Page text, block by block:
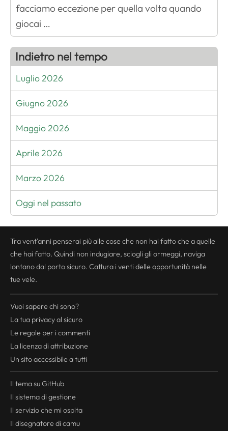
facciamo eccezione per quella volta quando
giocai …
Indietro nel tempo
Luglio 2026
Giugno 2026
Maggio 2026
Aprile 2026
Marzo 2026
Oggi nel passato
Tra vent'anni penserai più alle cose che non hai fatto che a quelle
che hai fatto. Quindi non indugiare, sciogli gli ormeggi, naviga
lontano dal porto sicuro. Cattura i venti delle opportunità nelle
tue vele.
Vuoi sapere chi sono?
La tua privacyal sicuro
Le regole per i commenti
La licenza di attribuzione
Un sito accessibile a tutti
Il tema su GitHub
Il sistema di gestione
Il servizio che mi ospita
Il disegnatore di camu